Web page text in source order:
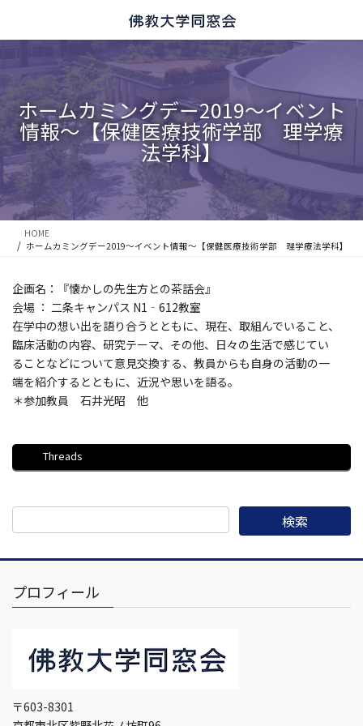
テ
ン
に
移
動
ゲ
ー
ョ
ン
に
移
動
ホームカミングデー2019～イベント
情報～【保健医療技術学部 理学療
法学科】
HOME
ホームカミングデー2019～イベント情報～【保健医療技術学部 理学療法学科】
企画名：『懐かしの先生方との茶話会』
会場 ： 二条キャンパス N1‐612教室
在学中の想い出を語り合うとともに、現在、取組んでいること、
臨床活動の内容、研究テーマ、その他、日々の生活で感じてい
ることなどについて意見交換する、教員からも自身の活動の一
端を紹介するとともに、近況や思いを語る。
＊参加教員 石井光昭 他
Threads
プロフィール
〒603-8301